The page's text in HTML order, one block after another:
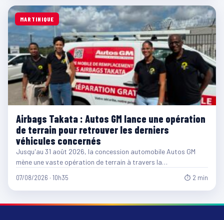
MARTINIQUE
Airbags Takata : Autos GM lance une opération
de terrain pour retrouver les derniers
véhicules concernés
Jusqu'au 31 août 2026, la concession automobile Autos GM
mène une vaste opération de terrain à travers la…
07/08/2026 · 10h35 ⏱ 2 min